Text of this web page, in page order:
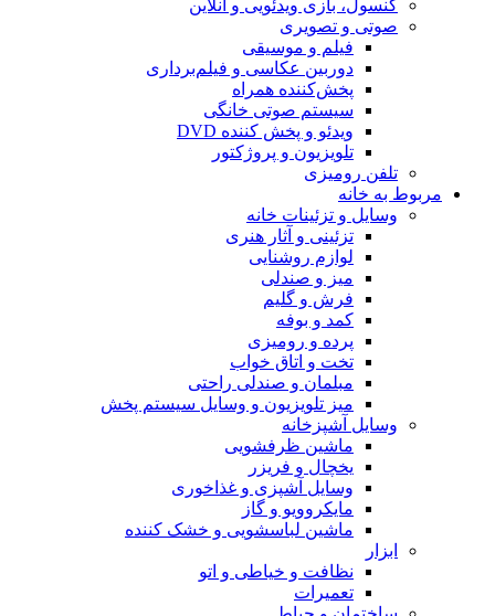
کنسول، بازی‌ ویدئویی و آنلاین
صوتی و تصویری
فیلم و موسیقی
دوربین عکاسی و فیلم‌برداری
پخش‌کننده همراه
سیستم صوتی خانگی
ویدئو و پخش کننده DVD
تلویزیون و پروژکتور
تلفن رومیزی
مربوط به خانه
وسایل و تزئینات خانه
تزئینی و آثار هنری
لوازم روشنایی
میز و صندلی
فرش و گلیم
کمد و بوفه
پرده و رومیزی
تخت و اتاق خواب
مبلمان و صندلی راحتی
میز تلویزیون و وسایل سیستم پخش
وسایل آشپزخانه
ماشین ظرفشویی
یخچال و فریزر
وسایل آشپزی و غذاخوری
مایکروویو و گاز
ماشین لباسشویی و خشک کننده
ابزار
نظافت و خیاطی و اتو
تعمیرات